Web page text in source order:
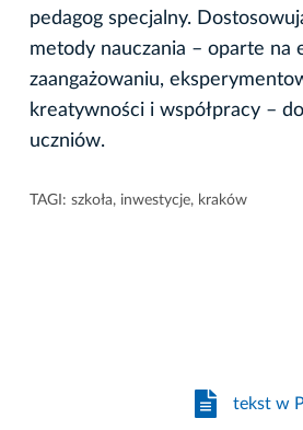
pedagog specjalny.
metody nauczania – oparte na
zaangażowaniu,
kreatywności i współpracy –
uczniów.
TAGI: szkoła, inwestycje, kraków
tekst w